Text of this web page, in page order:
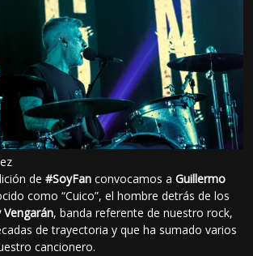
de#SoyFan convocamos a Guillermo
como “Cuico”, el hombre detrás de los
, banda referente de nuestro rock,
de trayectoria y que ha sumado varios
cancionero.